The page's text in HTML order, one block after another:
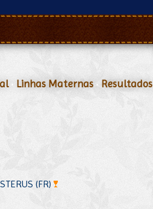
• Linhas Maternas • Resultados
(FR)